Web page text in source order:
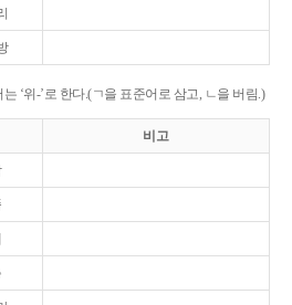
‘위-’로 한다.(ㄱ을 표준어로 삼고, ㄴ을 버림.)
비고